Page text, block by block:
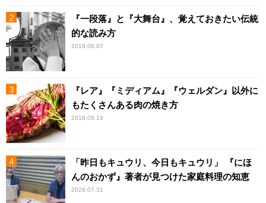
『一段落』と『大舞台』、覚えておきたい伝統
的な読み方
2018.08.07
『レア』『ミディアム』『ウェルダン』以外に
もたくさんある肉の焼き方
2018.09.19
「昨日もキュウリ、今日もキュウリ」 『にほ
んのおかず』著者が見つけた家庭料理の知恵
2026.07.31